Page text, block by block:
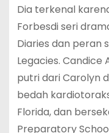
Dia terkenal
Forbesdi seri
Diaries dan peran
Legacies. Candice
putri dari Carolyn
bedah
Florida, dan
Preparatory